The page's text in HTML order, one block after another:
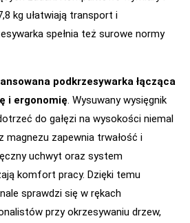
kg ułatwiają transport i
spełnia też surowe normy
podkrzesywarka łącząca
i ergonomię. Wysuwany wysięgnik
do gałęzi na wysokości niemal
magnezu zapewnia trwałość i
uchwyt oraz system
komfort pracy. Dzięki temu
sprawdzi się w rękach
przy okrzesywaniu drzew,